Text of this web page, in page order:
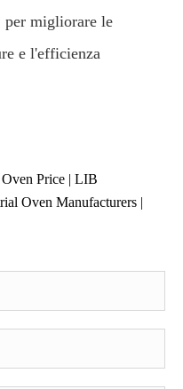
per migliorare le
e l'efficienza
Price | LIB
Oven Manufacturers |